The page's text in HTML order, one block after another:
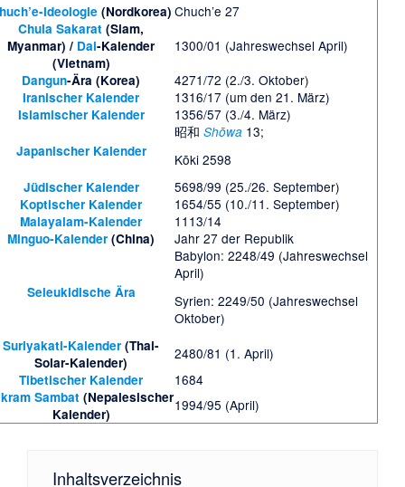
Ideologie (Nordkorea) Chuch’e 27
Chula Sakarat (Siam,
Myanmar) / Dai-Kalender
(Vietnam)
1300/01 (Jahreswechsel April)
Dangun-Ära (Korea) 4271/72 (2./3. Oktober)
Iranischer Kalender 1316/17 (um den 21. März)
Islamischer Kalender 1356/57 (3./4. März)
Japanischer Kalender
昭和 Shōwa 13;
Kōki 2598
Jüdischer Kalender 5698/99 (25./26. September)
Koptischer Kalender 1654/55 (10./11. September)
Malayalam-Kalender 1113/14
Minguo-Kalender (China) Jahr 27 der Republik
Seleukidische Ära
Babylon: 2248/49 (Jahreswechsel
April)
Syrien: 2249/50 (Jahreswechsel
Oktober)
Suriyakati-Kalender (Thai-
Solar-Kalender)
2480/81 (1. April)
Tibetischer Kalender 1684
Sambat(Nepalesischer
Kalender)
1994/95 (April)
Inhaltsverzeichnis